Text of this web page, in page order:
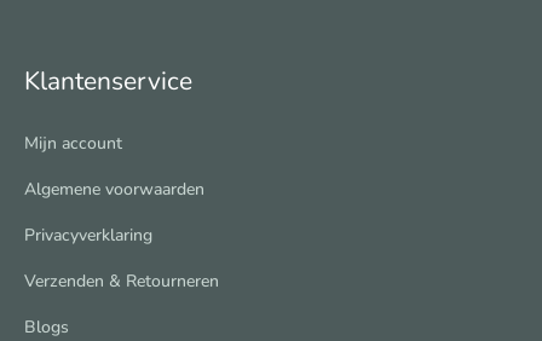
Klantenservice
Mijn account
Algemene voorwaarden
Privacyverklaring
Verzenden & Retourneren
Blogs